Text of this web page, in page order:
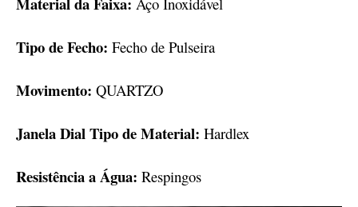
Tipo de Fecho: Fecho de Pulseira
Movimento: QUARTZO
Janela Dial Tipo de Material: Hardlex
Resistência a Água: Respingos